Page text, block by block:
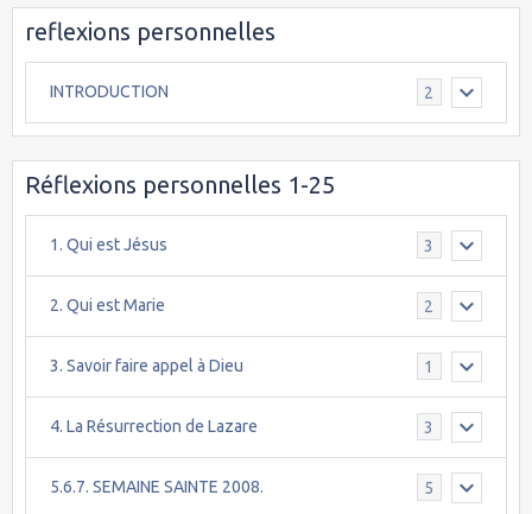
reflexions personnelles
INTRODUCTION 2
Réflexions personnelles 1-25
1. Qui est Jésus 3
2. Qui est Marie 2
3. Savoir faire appel à Dieu 1
4. La Résurrection de Lazare 3
5.6.7. SEMAINE SAINTE 2008. 5